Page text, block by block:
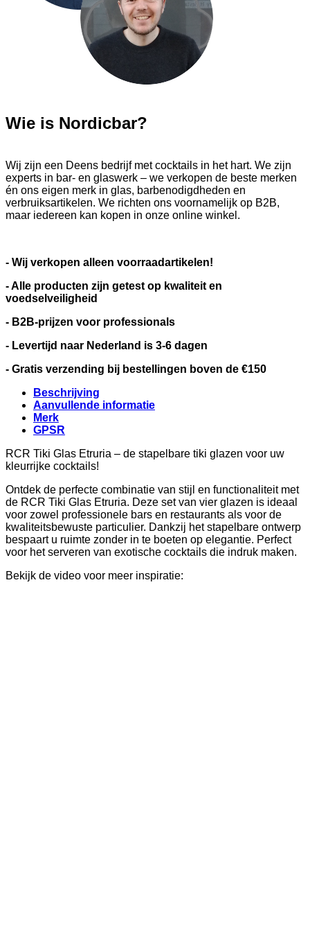
Wie is Nordicbar?
Wij zijn een Deens bedrijf met cocktails in het hart. We zijn
experts in bar- en glaswerk – we verkopen de beste merken
én ons eigen merk in glas, barbenodigdheden en
verbruiksartikelen. We richten ons voornamelijk op B2B,
maar iedereen kan kopen in onze online winkel.
- Wij verkopen alleen voorraadartikelen!
- Alle producten zijn getest op kwaliteit en
voedselveiligheid
- B2B-prijzen voor professionals
- Levertijd naar Nederland is 3-6 dagen
- Gratis verzending bij bestellingen boven de €150
Beschrijving
Aanvullende informatie
Merk
GPSR
RCR Tiki Glas Etruria – de stapelbare tiki glazen voor uw
kleurrijke cocktails!
Ontdek de perfecte combinatie van stijl en functionaliteit met
de RCR Tiki Glas Etruria. Deze set van vier glazen is ideaal
voor zowel professionele bars en restaurants als voor de
kwaliteitsbewuste particulier. Dankzij het stapelbare ontwerp
bespaart u ruimte zonder in te boeten op elegantie. Perfect
voor het serveren van exotische cocktails die indruk maken.
Bekijk de video voor meer inspiratie: